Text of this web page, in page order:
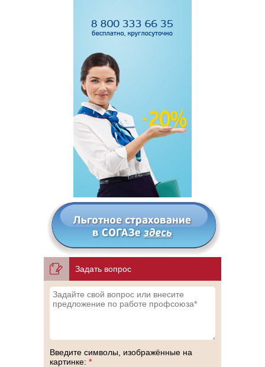
Задать вопрос
Введите символы, изображённые на
картинке: *